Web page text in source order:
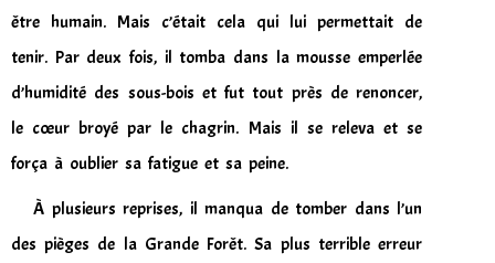
être humain. Mais c’était cela qui lui permettait de
tenir. Par deux fois, il tomba dans la mousse emperlée
d’humidité des sous-bois et fut tout près de renoncer,
le cœur broyé par le chagrin. Mais il se releva et se
força à oublier sa fatigue et sa peine.
À plusieurs reprises, il manqua de tomber dans l’un
des pièges de la Grande Forêt. Sa plus terrible erreur